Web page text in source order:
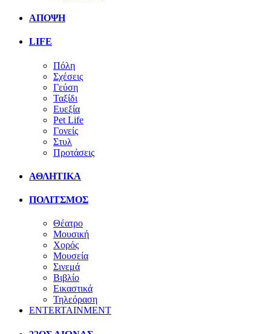
ΑΠΟΨΗ
LIFE
Πόλη
Σχέσεις
Γεύση
Ταξίδι
Ευεξία
Pet Life
Γονείς
Στυλ
Προτάσεις
ΑΘΛΗΤΙΚΑ
ΠΟΛΙΤΣΜΟΣ
Θέατρο
Μουσική
Χορός
Μουσεία
Σινεμά
Βιβλίο
Εικαστικά
Τηλεόραση
ENTERTAINMENT